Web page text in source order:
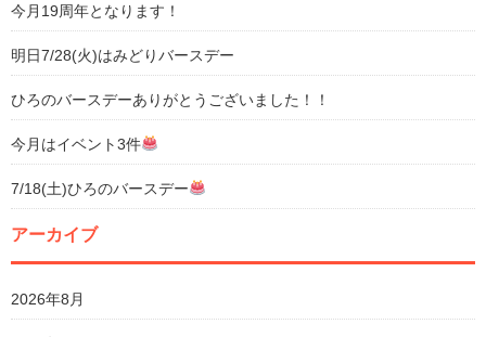
今月19周年となります！
明日7/28(火)はみどりバースデー
ひろのバースデーありがとうございました！！
今月はイベント3件
7/18(土)ひろのバースデー
アーカイブ
2026年8月